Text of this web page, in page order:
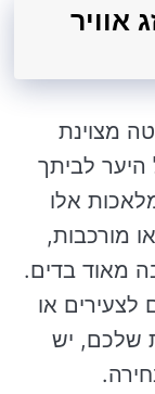
אוויר
מצוינת
לביתך
אלו
מורכבות,
מאוד בדים.
לצעירים או
שלכם, יש